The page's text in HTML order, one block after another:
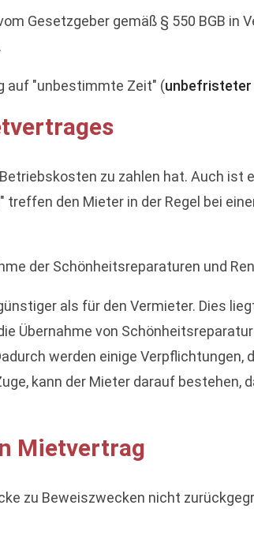
Gesetzgeber gemäß § 550 BGB in
auf "unbestimmte Zeit" (
zu zahlen hat. Auch ist
den Mieter in der Regel bei
der Schönheitsreparaturen und
als für den Vermieter. Dies
Übernahme von
werden einige Verpflichtungen,
kann der Mieter darauf bestehen,
Mietvertrag
zu Beweiszwecken nicht